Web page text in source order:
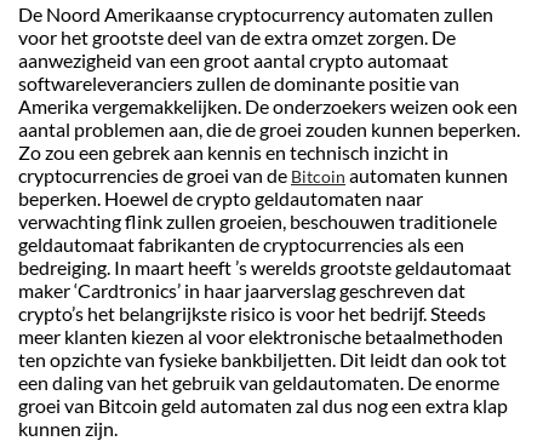
De Noord Amerikaanse cryptocurrency automaten zullen
voor het grootste deel van de extra omzet zorgen. De
aanwezigheid van een groot aantal crypto automaat
softwareleveranciers zullen de dominante positie van
Amerika vergemakkelijken. De onderzoekers weizen ook een
aantal problemen aan, die de groei zouden kunnen beperken.
Zo zou een gebrek aan kennis en technisch inzicht in
cryptocurrencies de groei van de Bitcoin automaten kunnen
beperken. Hoewel de crypto geldautomaten naar
verwachting flink zullen groeien, beschouwen traditionele
geldautomaat fabrikanten de cryptocurrencies als een
bedreiging. In maart heeft ’s werelds grootste geldautomaat
maker ‘Cardtronics’ in haar jaarverslag geschreven dat
crypto’s het belangrijkste risico is voor het bedrijf. Steeds
meer klanten kiezen al voor elektronische betaalmethoden
ten opzichte van fysieke bankbiljetten. Dit leidt dan ook tot
een daling van het gebruik van geldautomaten. De enorme
groei van Bitcoin geld automaten zal dus nog een extra klap
kunnen zijn.